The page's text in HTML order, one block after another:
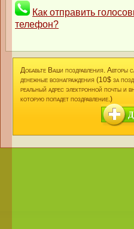
Как отправить
телефон?
Добавьте Ваши поздравления. Авторы
денежные вознаграждения (10$ за
реальный адрес электронной почты и
которую попадет поздравление.)